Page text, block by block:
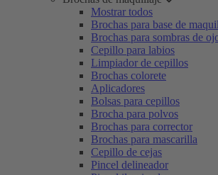
Mostrar todos
Brochas para base de
Brochas para sombras de
Cepillo para labios
Limpiador de cepillos
Brochas colorete
Aplicadores
Bolsas para cepillos
Brocha para polvos
Brochas para corrector
Brochas para mascarilla
Cepillo de cejas
Pincel delineador